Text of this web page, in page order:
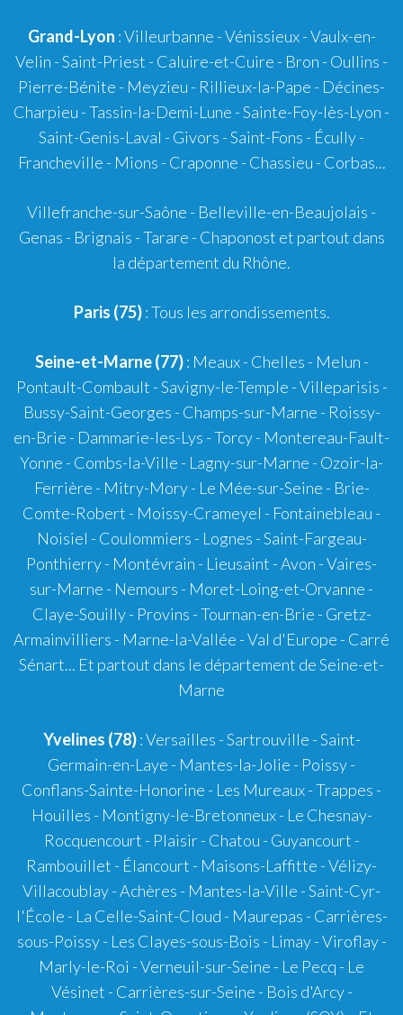
Grand-Lyon :Villeurbanne -Vénissieux-Vaulx-en-
Velin -Saint-Priest - Caluire-et-Cuire - Bron - Oullins -
Pierre-Bénite - Meyzieu - Rillieux-la-Pape - Décines-
Charpieu -Tassin-la-Demi-Lune -Sainte-Foy-lès-Lyon -
Saint-Genis-Laval - Givors -Saint-Fons - Écully-
Francheville - Mions - Craponne - Chassieu - Corbas...
Villefranche-sur-Saône - Belleville-en-Beaujolais -
Genas - Brignais -Tarare - Chaponost et partout dans
la département du Rhône.
Paris (75): Tous les arrondissements.
Seine-et-Marne (77): Meaux - Chelles - Melun -
Pontault-Combault - Savigny-le-Temple - Villeparisis -
Bussy-Saint-Georges - Champs-sur-Marne - Roissy-
en-Brie - Dammarie-les-Lys - Torcy - Montereau-Fault-
Yonne - Combs-la-Ville - Lagny-sur-Marne - Ozoir-la-
Ferrière - Mitry-Mory - Le Mée-sur-Seine - Brie-
Comte-Robert - Moissy-Crameyel - Fontainebleau -
Noisiel - Coulommiers - Lognes - Saint-Fargeau-
Ponthierry - Montévrain - Lieusaint - Avon - Vaires-
sur-Marne - Nemours - Moret-Loing-et-Orvanne -
Claye-Souilly - Provins - Tournan-en-Brie - Gretz-
Armainvilliers - Marne-la-Vallée - Val d'Europe - Carré
Sénart... Et partout dans le département de Seine-et-
Marne
Yvelines (78): Versailles - Sartrouville - Saint-
Germain-en-Laye - Mantes-la-Jolie - Poissy -
Conflans-Sainte-Honorine - Les Mureaux - Trappes -
Houilles - Montigny-le-Bretonneux - Le Chesnay-
Rocquencourt - Plaisir - Chatou - Guyancourt -
Rambouillet - Élancourt - Maisons-Laffitte - Vélizy-
Villacoublay - Achères - Mantes-la-Ville - Saint-Cyr-
l'École - La Celle-Saint-Cloud - Maurepas - Carrières-
sous-Poissy - Les Clayes-sous-Bois - Limay - Viroflay -
Marly-le-Roi - Verneuil-sur-Seine - Le Pecq - Le
Vésinet - Carrières-sur-Seine - Bois d'Arcy -